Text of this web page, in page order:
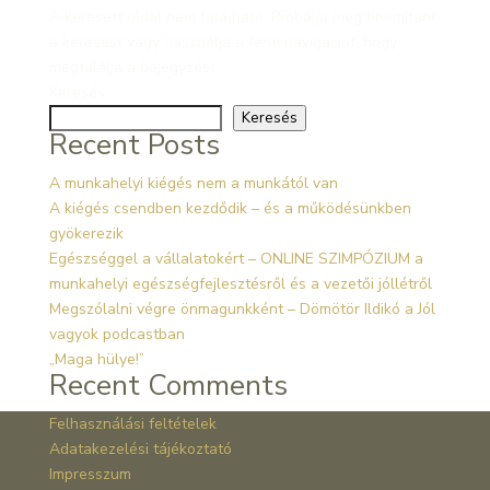
Keresés
Recent Posts
A munkahelyi kiégés nem a munkától van
A kiégés csendben kezdődik – és a működésünkben
gyökerezik
Egészséggel a vállalatokért – ONLINE SZIMPÓZIUM a
munkahelyi egészségfejlesztésről és a vezetői jóllétről
Megszólalni végre önmagunkként – Dömötör Ildikó a Jól
vagyok podcastban
„Maga hülye!”
Recent Comments
Felhasználási feltételek
Adatakezelési tájékoztató
Impresszum